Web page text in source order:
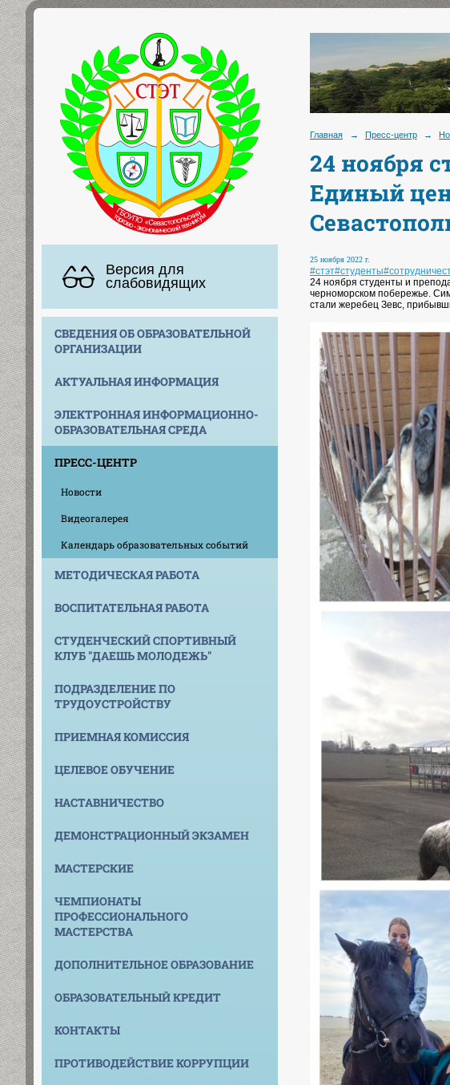
Версия для
слабовидящих
СВЕДЕНИЯ ОБ ОБРАЗОВАТЕЛЬНОЙ
ОРГАНИЗАЦИИ
АКТУАЛЬНАЯ ИНФОРМАЦИЯ
ЭЛЕКТРОННАЯ ИНФОРМАЦИОННО-
ОБРАЗОВАТЕЛЬНАЯ СРЕДА
ПРЕСС-ЦЕНТР
Новости
Видеогалерея
Календарь образовательных событий
МЕТОДИЧЕСКАЯ РАБОТА
ВОСПИТАТЕЛЬНАЯ РАБОТА
СТУДЕНЧЕСКИЙ СПОРТИВНЫЙ
КЛУБ "ДАЕШЬ МОЛОДЕЖЬ"
ПОДРАЗДЕЛЕНИЕ ПО
ТРУДОУСТРОЙСТВУ
ПРИЕМНАЯ КОМИССИЯ
ЦЕЛЕВОЕ ОБУЧЕНИЕ
НАСТАВНИЧЕСТВО
ДЕМОНСТРАЦИОННЫЙ ЭКЗАМЕН
МАСТЕРСКИЕ
ЧЕМПИОНАТЫ
ПРОФЕССИОНАЛЬНОГО
МАСТЕРСТВА
ДОПОЛНИТЕЛЬНОЕ ОБРАЗОВАНИЕ
ОБРАЗОВАТЕЛЬНЫЙ КРЕДИТ
КОНТАКТЫ
ПРОТИВОДЕЙСТВИЕ КОРРУПЦИИ
Главная → Пресс-центр →
24 ноября
Единый
25 ноября 2022 г.
#стэт#студенты
24 ноября студенты и
черноморском побережье.
стали жеребец Зевс,